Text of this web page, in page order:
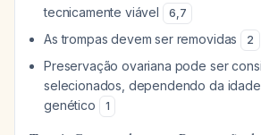
tecnicamente viável 6,7
As trompas devem ser removidas 2
Preservação ovariana pode ser
selecionados, dependendo da
genético
1